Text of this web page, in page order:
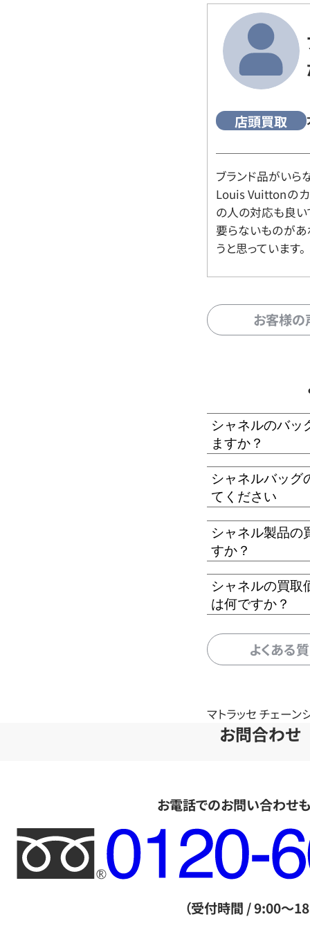
店頭買取
ブランド品がいら
Louis Vuittonの
の人の対応も良い
要らないものがあ
うと思っています。
お客様
シャネルのバッ
ますか？
シャネルバッグ
てください
シャネル製品の
すか？
シャネルの買取
は何ですか？
よくある
マトラッセ チェーン
お問合わせ
お電話でのお問い合わせ
フ
リ
ー
（受付時間 / 9:00～